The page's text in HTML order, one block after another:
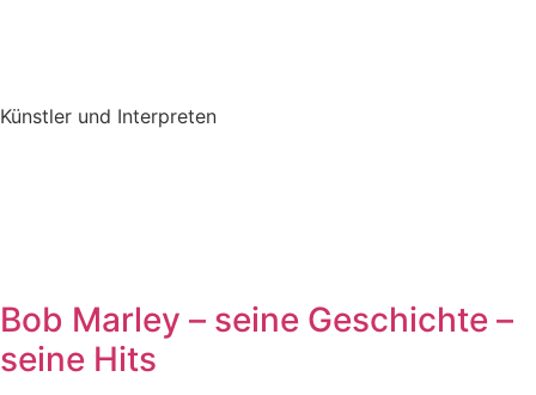
Künstler und Interpreten
Bob Marley – seine Geschichte –
seine Hits